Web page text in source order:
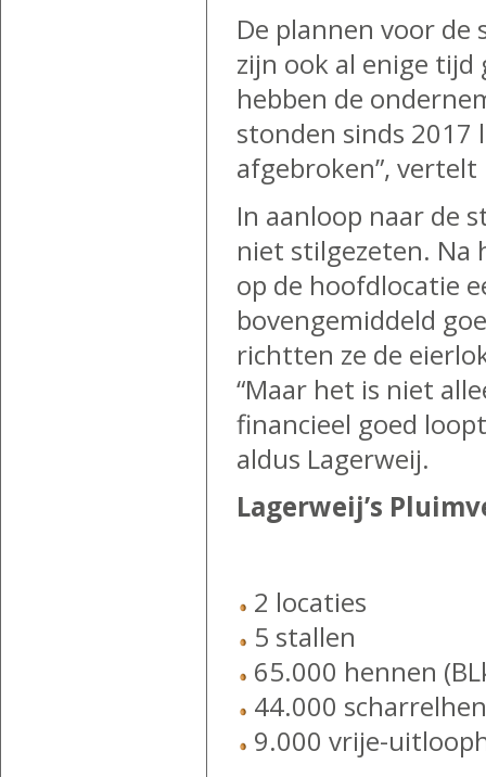
De plannen voor de
zijn ook al enige tijd
hebben de
stonden sinds 2017
afgebroken”,
In aanloop naar de
niet stilgezeten. Na
op de hoofdlocatie
bovengemiddeld
richtten ze de
“Maar het is niet
financieel goed
aldus Lagerweij.
Lagerweij’s
2 locaties
5 stallen
65.000 hennen
44.000
9.000 vrije-